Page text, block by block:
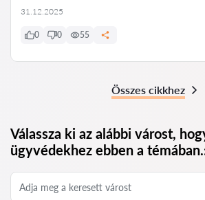
31.12.2025
0 0 55
Összes cikkhez
Válassza ki az alábbi várost,
ügyvédekhez ebben a